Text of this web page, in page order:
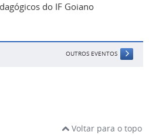
do IF Goiano
OUTROS EVENTOS
Voltar para o topo